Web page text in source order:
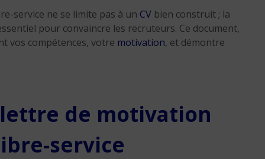
service ne se limite pas à un CV bien construit ; la
pour convaincre les recruteurs. Ce document,
vos compétences, votre motivation, et démontre
lettre de motivation
service
Rupture
démission : ne perdez
vos droits en 2026